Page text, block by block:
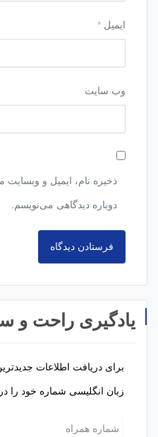
ایمیل *
وب‌ سایت
ذخیره نام، ایمیل و
دوباره دیدگاهی می‌نویسم.
یادگیری راحت و
برای دریافت اطلاعات
زبان انگلیسی شماره خود را در